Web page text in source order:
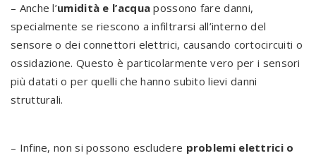
– Anche l’umidità e l’acqua possono fare danni,
specialmente se riescono a infiltrarsi all’interno del
sensore o dei connettori elettrici, causando cortocircuiti o
ossidazione. Questo è particolarmente vero per i sensori
più datati o per quelli che hanno subito lievi danni
strutturali.
– Infine, non si possono escludere problemi elettrici o